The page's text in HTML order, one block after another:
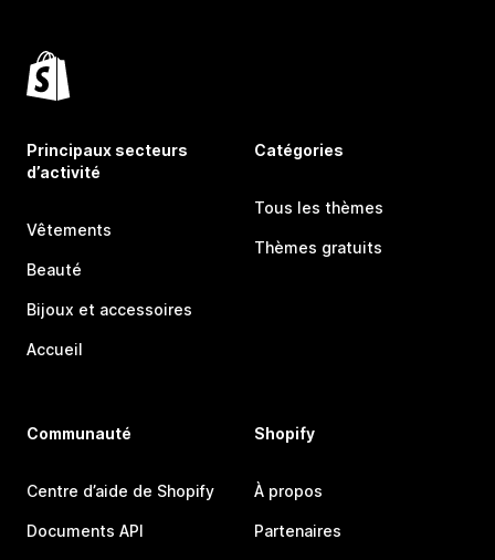
Principaux secteurs
d’activité
Vêtements
Beauté
Bijoux et accessoires
Accueil
Catégories
Tous les thèmes
Thèmes gratuits
Communauté
Centre d’aide de Shopify
Documents API
Shopify
À propos
Partenaires